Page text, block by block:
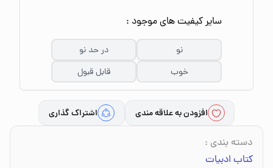
سایر کیفیت های موجود :
نو
در حد نو
خوب
قابل قبول
افزودن به علاقه مندی اشتراک گذاری
دسته بندی :
کتاب ادبیات